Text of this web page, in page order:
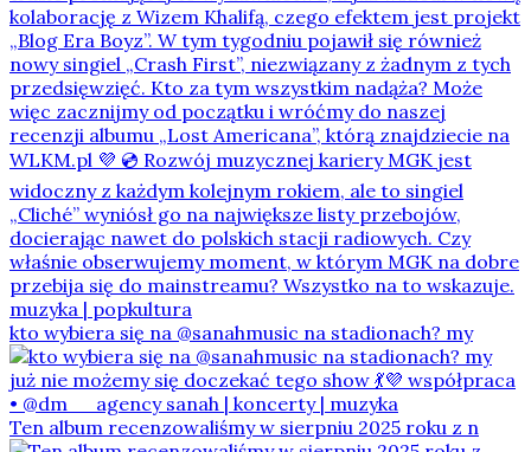
kto wybiera się na @sanahmusic na stadionach? my
Ten album recenzowaliśmy w sierpniu 2025 roku z n